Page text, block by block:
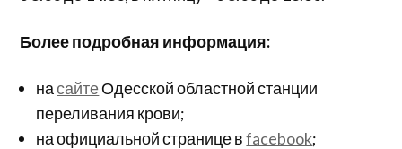
Более подробная информация:
насайтеОдесской областной станции
переливания крови;
на официальной странице вfacebook;